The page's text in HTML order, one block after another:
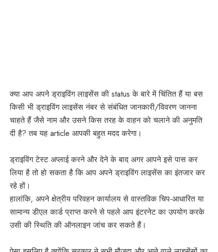
क्या आप अपने ड्राइविंग लाइसेंस की status के बारे में चिंतित हैं या बस
किसी भी ड्राइविंग लाइसेंस नंबर से संबंधित जानकारी/विवरण जानना
चाहते हैं जैसे नाम और उसने किस तरह के वाहन को चलाने की अनुमति
दी है? तब यह article आपकी बहुत मदद करेगा।
ड्राइविंग टेस्ट अप्लाई करने और देने के बाद अगर आपने इसे पास कर
लिया है तो हो सकता है कि आप अपने ड्राइविंग लाइसेंस का इंतजार कर
रहे हों।
हालांकि, अपने क्षेत्रीय परिवहन कार्यालय से वास्तविक चिप-आधारित या
सामान्य डीएल कार्ड प्राप्त करने से पहले आप इंटरनेट का उपयोग करके
उसी की स्थिति की ऑनलाइन जांच कर सकते हैं।